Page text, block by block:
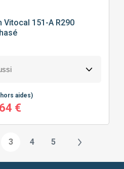
Vitocal 151-A R290
aides)
€
3 4 5